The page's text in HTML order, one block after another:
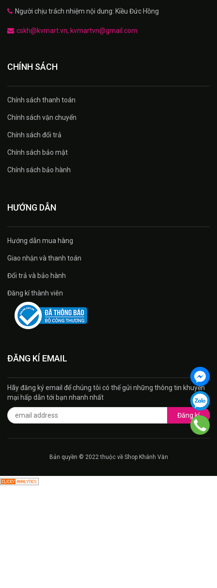
Người chịu trách nhiệm nội dung: Kiều Đức Hồng
cskh@kvmart.vn, kvmartvn@gmail.com
CHÍNH SÁCH
Chính sách thanh toán
Chính sách vận chuyển
Chính sách đổi trả
Chính sách bảo mật
Chính sách bảo hành
HƯỚNG DẪN
Hướng dẫn mua hàng
Giao nhận và thanh toán
Đổi trả và bảo hành
Đăng kí thành viên
ĐĂNG KÍ EMAIL
Hãy đăng ký email để chúng tôi có thế gửi những thông tin khuyến
mại hấp dẫn tới bạn nhanh nhất
Đăng kí
Bản quyền © 2022 thuộc về Shop Khánh Văn